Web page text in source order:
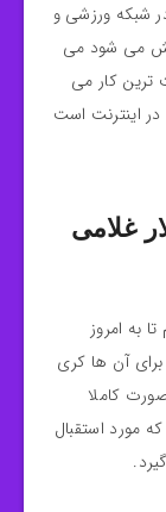
شبکه ورزشی و
می‌ شود می
ترین کار می
اینترنت است
غلامی
به امروز
برای آن ها کری
کاملا
مورد استقبال